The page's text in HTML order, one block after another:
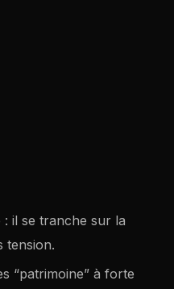
: il se tranche sur la
tension.
“patrimoine” à forte